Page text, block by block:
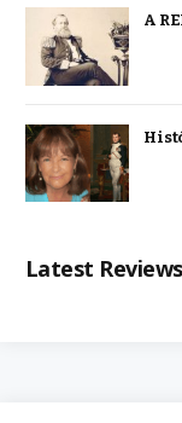
A
Latest Reviews